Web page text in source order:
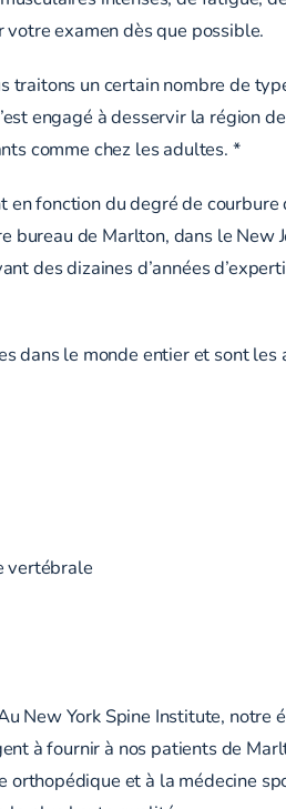
votre examen dès que possible.
un certain nombre de
engagé à desservir la région
comme chez les adultes. *
fonction du degré de
de Marlton, dans le New
des dizaines d’années
dans le monde entier et sont
vertébrale
New York Spine Institute, notre
à fournir à nos patients de
et à la médecine